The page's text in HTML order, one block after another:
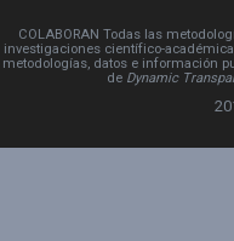
COLABORAN Todas las
investigaciones científico-
metodologías, datos e información
de Dynamic